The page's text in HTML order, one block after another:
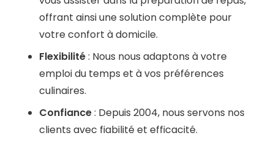
offrant ainsi une solution complète pour
votre confort à domicile. ​
Flexibilité: Nous nous adaptons à votre
emploi du temps et à vos préférences
culinaires. ​
Confiance: Depuis 2004, nous servons nos
clients avec fiabilité et efficacité. ​